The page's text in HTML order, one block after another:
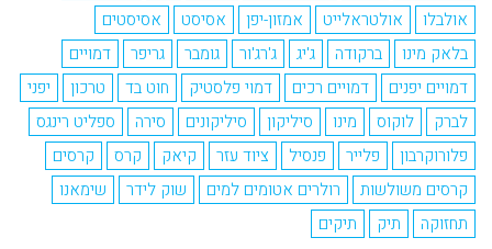
אולבלו
אולטראלייט אמזון-יפן אסיסט
אסיסטים
בלאק מינו
ברקודה ג'יג ג'רג'ור גומבר גריפר
דמויים
דמויים יפנים
דמויים רכים דמוי פלסטיק חוט בד טרכון
יפני
לברק
לוקוס מינו סיליקון סיליקונים סירה
ספליט רינגס
פלורוקרבון
פלייר פנסיל ציוד עזר קיאק קרס
קרסים
קרסים משולשות
רולרים אטומים למים שוק לידר
שימאנו
תחזוקה
תיק תיקים